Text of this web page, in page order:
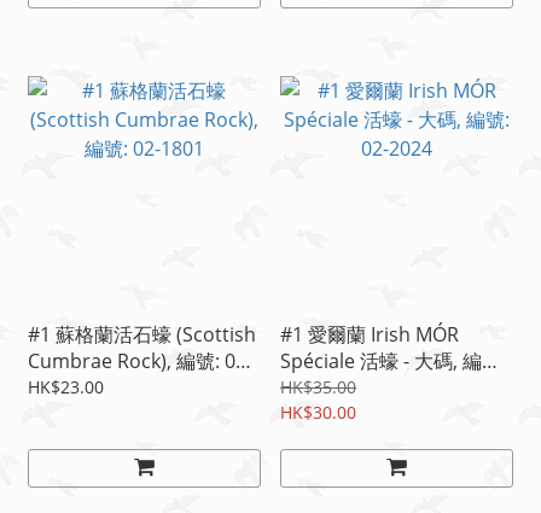
#1 蘇格蘭活石蠔 (Scottish
Cumbrae Rock), 編號: 02-
1801
HK$23.00
#1 愛爾蘭 Irish MÓR
Spéciale 活蠔 - 大碼, 編號:
02-2024
HK$35.00
HK$30.00